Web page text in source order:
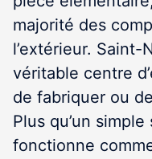
majorité des
l’extérieur. Saint-
véritable centre
de fabriquer ou
Plus qu’un
fonctionne